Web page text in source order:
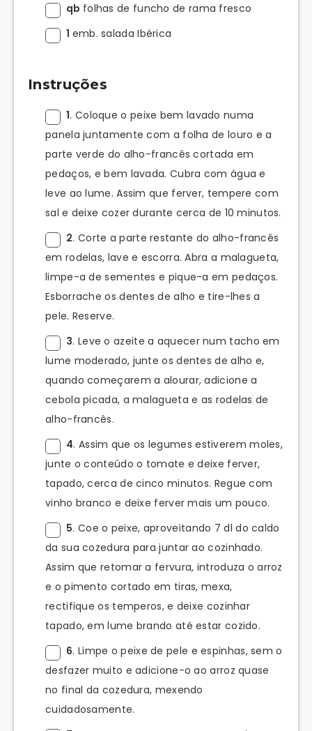
qb folhas de funcho de rama fresco
1 emb. salada Ibérica
Instruções
1. Coloque o peixe bem lavado numa
panela juntamente com a folha de louro e a
parte verde do alho-francês cortada em
pedaços, e bem lavada. Cubra com água e
leve ao lume. Assim que ferver, tempere com
sal e deixe cozer durante cerca de 10 minutos.
2. Corte a parte restante do alho-francês
em rodelas, lave e escorra. Abra a malagueta,
limpe-a de sementes e pique-a em pedaços.
Esborrache os dentes de alho e tire-lhes a
pele. Reserve.
3. Leve o azeite a aquecer num tacho em
lume moderado, junte os dentes de alho e,
quando começarem a alourar, adicione a
cebola picada, a malagueta e as rodelas de
alho-francês.
4. Assim que os legumes estiverem moles,
junte o conteúdo o tomate e deixe ferver,
tapado, cerca de cinco minutos. Regue com
vinho branco e deixe ferver mais um pouco.
5. Coe o peixe, aproveitando 7 dl do caldo
da sua cozedura para juntar ao cozinhado.
Assim que retomar a fervura, introduza o arroz
e o pimento cortado em tiras, mexa,
rectifique os temperos, e deixe cozinhar
tapado, em lume brando até estar cozido.
6. Limpe o peixe de pele e espinhas, sem o
desfazer muito e adicione-o ao arroz quase
no final da cozedura, mexendo
cuidadosamente.